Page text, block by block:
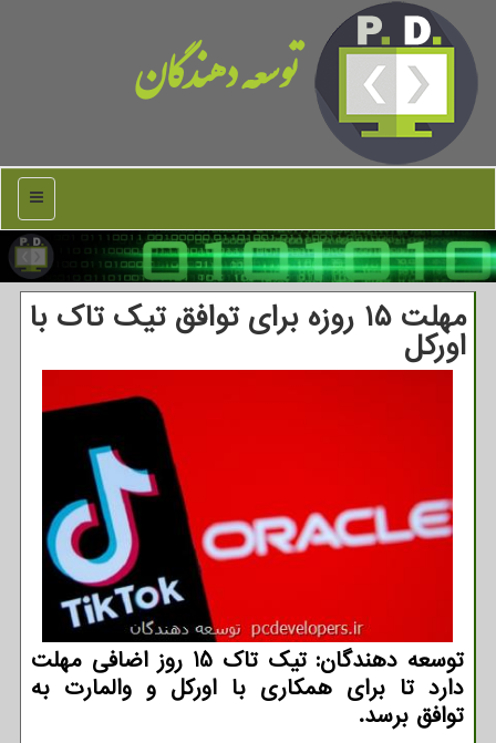
توسعه دهندگان
منو
مهلت ۱۵ روزه برای توافق تیك تاك با
اوركل
توسعه دهندگان: تیك تاك 15 روز اضافی مهلت
دارد تا برای همكاری با اوركل و والمارت به
توافق برسد.